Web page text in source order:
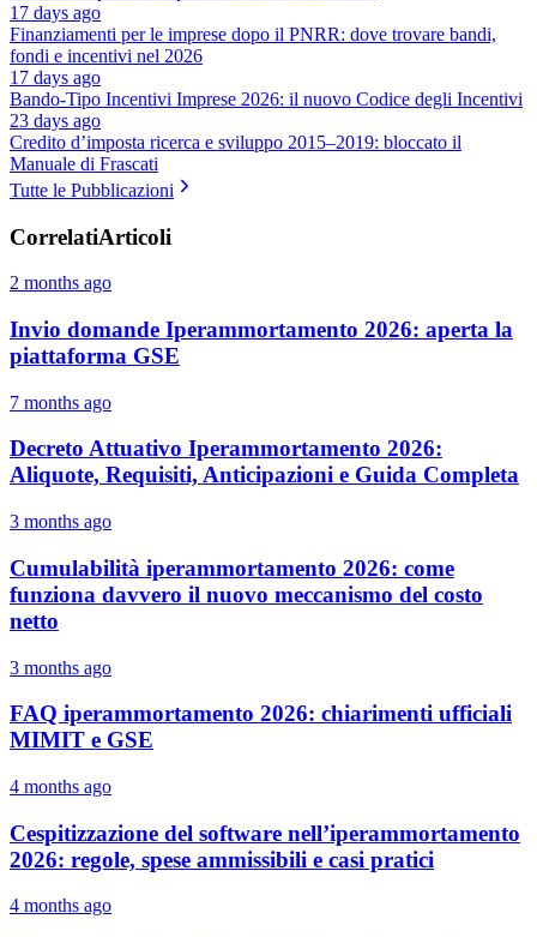
17 days ago
Finanziamenti per le imprese dopo il PNRR: dove trovare bandi,
fondi e incentivi nel 2026
17 days ago
Bando-Tipo Incentivi Imprese 2026: il nuovo Codice degli Incentivi
23 days ago
Credito d’imposta ricerca e sviluppo 2015–2019: bloccato il
Manuale di Frascati
Tutte le Pubblicazioni
CorrelatiArticoli
2 months ago
Invio domande Iperammortamento 2026: aperta la
piattaforma GSE
7 months ago
Decreto Attuativo Iperammortamento 2026:
Aliquote, Requisiti, Anticipazioni e Guida Completa
3 months ago
Cumulabilità iperammortamento 2026: come
funziona davvero il nuovo meccanismo del costo
netto
3 months ago
FAQ iperammortamento 2026: chiarimenti ufficiali
MIMIT e GSE
4 months ago
Cespitizzazione del software nell’iperammortamento
2026: regole, spese ammissibili e casi pratici
4 months ago